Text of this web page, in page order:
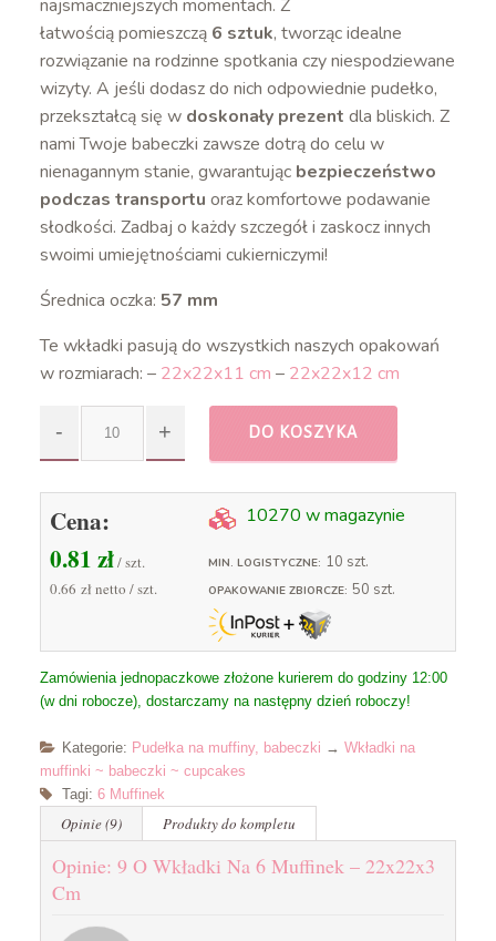
najsmaczniejszych momentach. Z
łatwością pomieszczą 6 sztuk, tworząc idealne
rozwiązanie na rodzinne spotkania czy niespodziewane
wizyty. A jeśli dodasz do nich odpowiednie pudełko,
przekształcą się w doskonały prezent dla bliskich. Z
nami Twoje babeczki zawsze dotrą do celu w
nienagannym stanie, gwarantując bezpieczeństwo
podczas transportu oraz komfortowe podawanie
słodkości. Zadbaj o każdy szczegół i zaskocz innych
swoimi umiejętnościami cukierniczymi!
Średnica oczka: 57 mm
Te wkładki pasują do wszystkich naszych opakowań
w rozmiarach: – 22x22x11 cm – 22x22x12 cm
DO KOSZYKA
Cena:
0.81zł/ szt.
0.66 złnetto / szt.
10270 w magazynie
MIN. LOGISTYCZNE: 10 szt.
OPAKOWANIE ZBIORCZE: 50 szt.
Zamówienia jednopaczkowe złożone kurierem do godziny 12:00
(w dni robocze), dostarczamy na następny dzień roboczy!
Kategorie: Pudełka na muffiny, babeczki → Wkładki na
muffinki ~ babeczki ~ cupcakes
Tagi: 6 Muffinek
Opinie (9) Produkty do kompletu
Opinie: 9 O Wkładki Na 6 Muffinek – 22x22x3
Cm